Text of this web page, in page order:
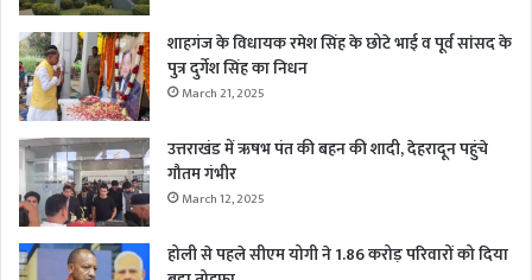
शाहगंज के विधायक रमेश सिंह के छोटे भाई व पूर्व सांसद के
पुत्र दुर्गेश सिंह का निधन
March 21, 2025
उत्तराखंड में ऋषभ पंत की बहन की शादी, देहरादून पहुंचे
गौतम गंभीर
March 12, 2025
होली से पहले सीएम योगी ने 1.86 करोड़ परिवारों को दिया